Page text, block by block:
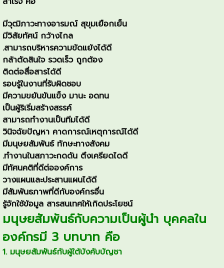
มีวุฒิภาวะทางอารมณ์ สุขุมเยือกเย็น
มีวิสัยทัศน์ กว้างไกล
.สามารถบริหารความขัดแย้งได้ดี
กล้าตัดสินใจ รวดเร็ว ถูกต้อง
ติดต่อสื่อสารได้ดี
รอบรู้ในงานที่รับผิดชอบ
มีความขยันขันแข็ง มานะ อดทน
เป็นผู้ริเริ่มสร้างสรรค์
สามารถทำงานเป็นทีมได้ดี
วินิจฉัยปัญหา คาดการณ์เหตุการณ์ได้ดี
มีมนุษยสัมพันธ์ ทักษะทางสังคม
.ทำงานในสภาวะกดดัน ตึงเครียดไดดี
มีทัศนคติที่ดีต่อองค์การ
วางแผนและประสานแผนได้ดี
มีสัมพันธภาพที่ดีกับองค์กรอื่น
รู้จักใช้ข้อมูล สารสนเทศให้เกิดประโยชน์
มนุษยสัมพันธ์กับความเป็นผู้นำ บุคคลใน
องค์กรมี 3 บทบาท คือ
1. มนุษยสัมพันธ์กับผู้ใต้บังคับบัญชา